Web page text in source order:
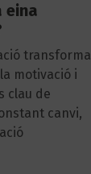
eina
transforma
motivació i
clau de
canvi,